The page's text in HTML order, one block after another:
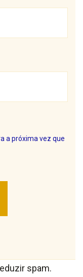
a próxima vez que
spam.